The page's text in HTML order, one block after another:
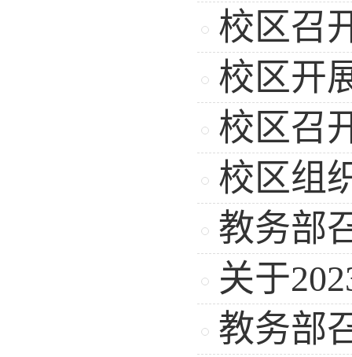
校区召
校区开
校区召
校区组
教务部
关于
教务部